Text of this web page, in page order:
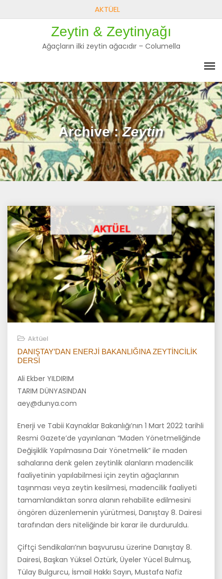
to
AKTÜEL
Zeytin & Zeytinyağı
Ağaçların ilki zeytin ağacıdır – Columella
Archive :Zeytin
Aktüel
DANIŞTAY’DAN ENERJI BAKANLIĞINA ZEYTINCILIK
DERSI
Ali Ekber YILDIRIM
TARIM DÜNYASINDAN
aey@dunya.com
Enerji ve Tabii Kaynaklar Bakanlığı’nın 1 Mart 2022 tarihli
Resmi Gazete’de yayınlanan “Maden Yönetmeliğinde
Değişiklik Yapılmasına Dair Yönetmelik” ile maden
sahalarına denk gelen zeytinlik alanların madencilik
faaliyetinin yapılabilmesi için zeytin ağaçlarının
taşınması veya zeytin kesilmesi, madencilik faaliyeti
tamamlandıktan sonra alanın rehabilite edilmesini
öngören düzenlemenin yürütmesi, Danıştay 8. Dairesi
tarafından ders niteliğinde bir karar ile durduruldu.
Çiftçi Sendikaları’nın başvurusu üzerine Danıştay 8.
Dairesi, Başkan Yüksel Öztürk, Üyeler Yücel Bulmuş,
Tülay Bulgurcu, İsmail Hakkı Sayın, Mustafa Nafiz